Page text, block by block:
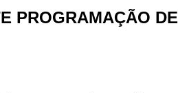
PROGRAMAÇÃO DE